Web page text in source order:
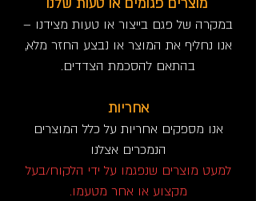
במקרה של פגם בייצור או טעות מצידנו –
אנו נחליף את המוצר או נבצע החזר מלא,
בהתאם להסכמת הצדדים.
אחריות
אנו מספקים אחריות על כלל המוצרים
הנמכרים אצלנו
למעט מוצרים שנפגמו על ידי הלקוח/בעל
מקצוע או אחר מטעמו.